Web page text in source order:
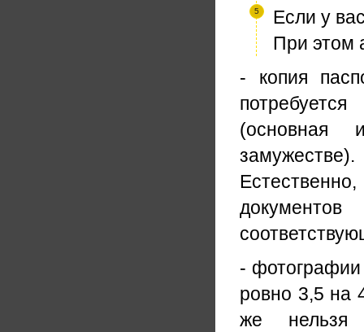
Если у
При этом
- копия
(основная
- фотографии
ровно 3,5 на
же нельзя